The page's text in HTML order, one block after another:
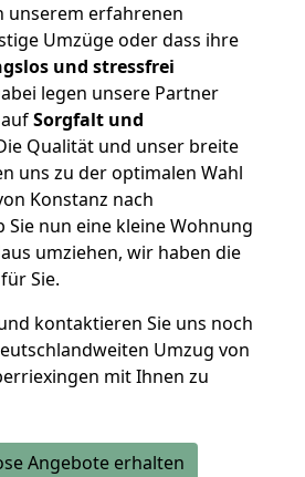
unserem erfahrenen
Umzüge oder dass ihre
und stressfrei
legen unsere Partner
Sorgfalt und
Qualität und unser breite
uns zu der optimalen Wahl
Konstanz nach
Sie nun eine kleine Wohnung
umziehen, wir haben die
Sie.
kontaktieren Sie uns noch
Umzug von
mit Ihnen zu
Angebote erhalten